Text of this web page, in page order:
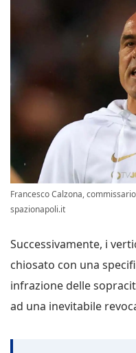
Francesco Calzona,
spazionapoli.it
Successivamente, i
chiosato con una
infrazione delle
ad una inevitabile